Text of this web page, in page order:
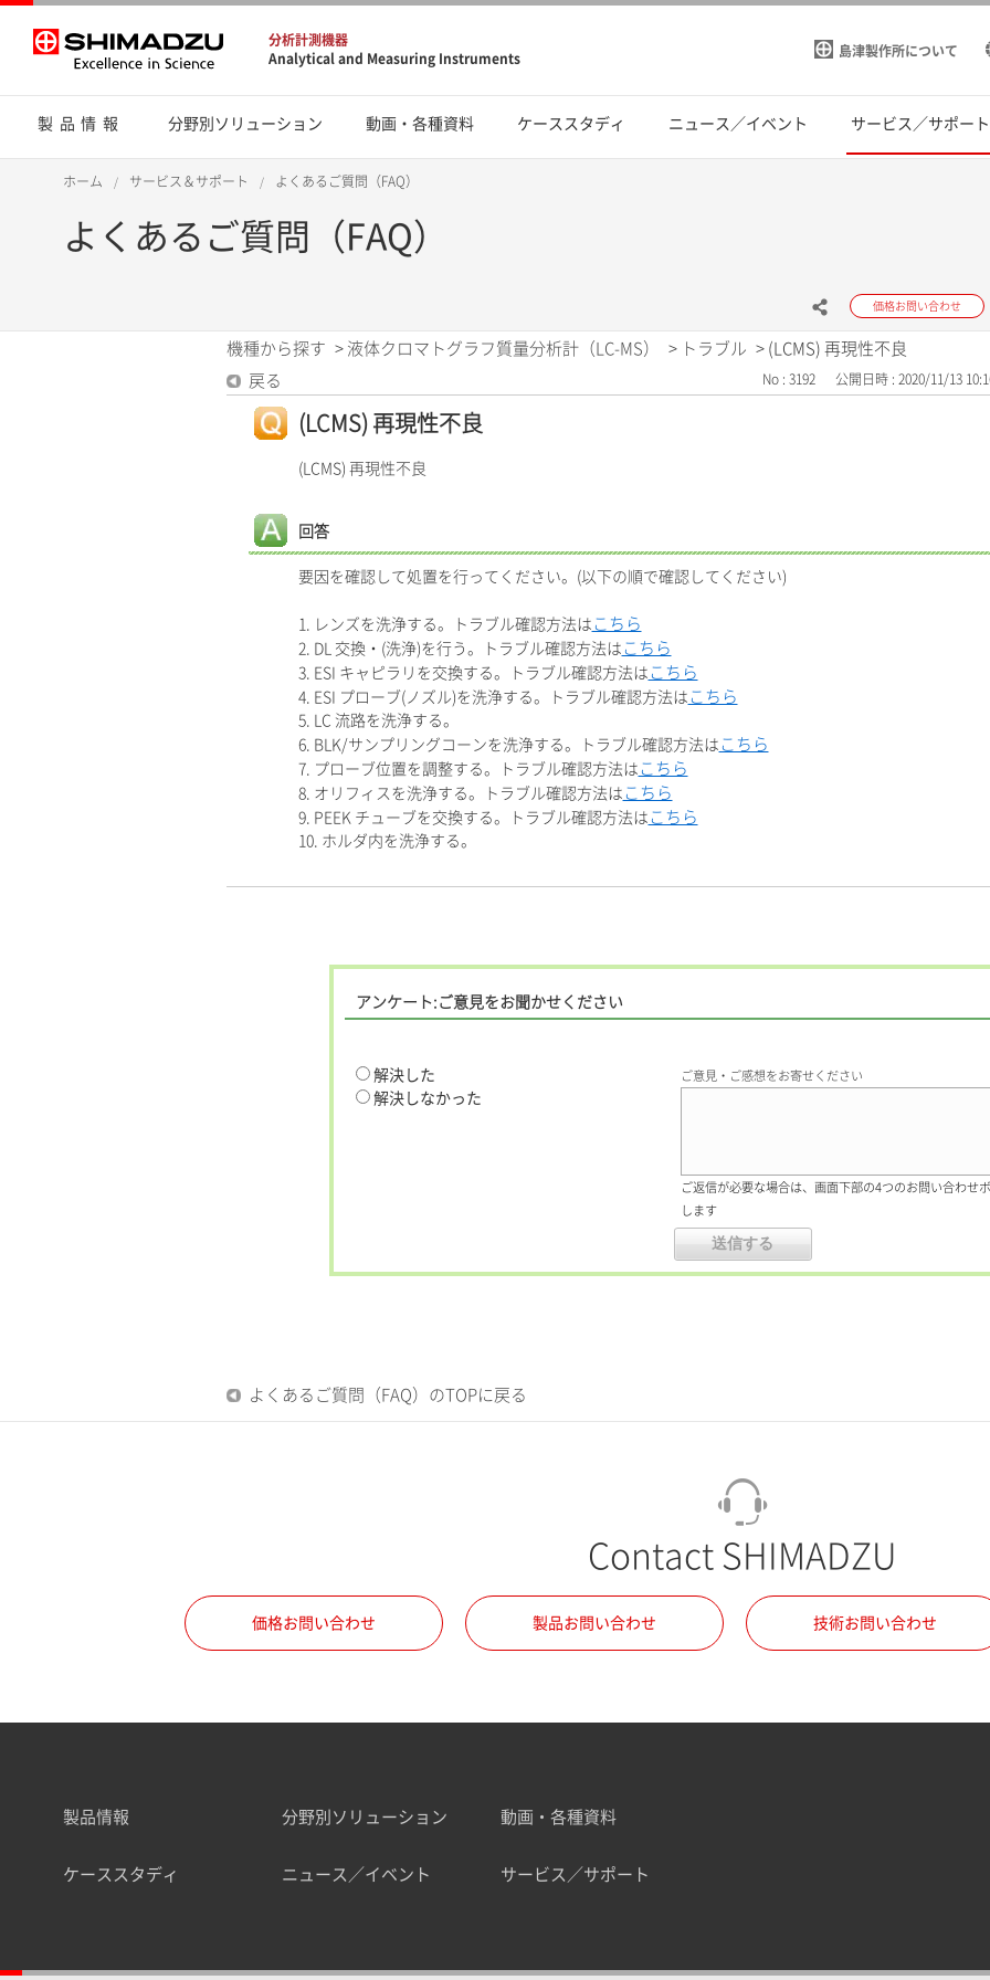
分析計測機器
Analytical and Measuring Instruments
島津製作所について
製品情報 分野別ソリューション 動画・各種資料 ケーススタディ ニュース／イベント サービス／サポート
ホーム サービス＆サポート よくあるご質問（FAQ）
よくあるご質問（FAQ）
価格お問い合わせ
機種から探す > 液体クロマトグラフ質量分析計（LC-MS） > トラブル > (LCMS) 再現性不良
戻る
No : 3192 公開日時 : 2020/11/13
(LCMS) 再現性不良
(LCMS) 再現性不良
回答
要因を確認して処置を行ってください。(以下の順で確認してください)
1. レンズを洗浄する。トラブル確認方法は こちら
2. DL 交換・(洗浄)を行う。トラブル確認方法は こちら
3. ESI キャピラリを交換する。トラブル確認方法は こちら
4. ESI プローブ(ノズル)を洗浄する。トラブル確認方法は こちら
5. LC 流路を洗浄する。
6. BLK/サンプリングコーンを洗浄する。トラブル確認方法は こちら
7. プローブ位置を調整する。トラブル確認方法は こちら
8. オリフィスを洗浄する。トラブル確認方法は こちら
9. PEEK チューブを交換する。トラブル確認方法は こちら
10. ホルダ内を洗浄する。
アンケート:ご意見をお聞かせください
解決した
解決しなかった
ご意見・ご感想をお寄せください
ご返信が必要な場合は、画面下部の4つのお問い合わせ
します
よくあるご質問（FAQ）のTOPに戻る
Contact SHIMADZU
価格お問い合わせ 製品お問い合わせ 技術お問い合わせ
製品情報 分野別ソリューション 動画・各種資料
ケーススタディ ニュース／イベント サービス／サポート